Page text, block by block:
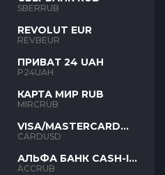
SBERRUB
REVOLUT EUR
REVBEUR
ПРИВАТ 24 UAH
P24UAH
КАРТА МИР RUB
MIRCRUB
VISA/MASTERCARD
USD
CARDUSD
АЛЬФА БАНК CASH-IN
RUB
ACCRUB